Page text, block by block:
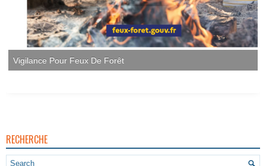
Vigilance Pour Feux De Forêt
RECHERCHE